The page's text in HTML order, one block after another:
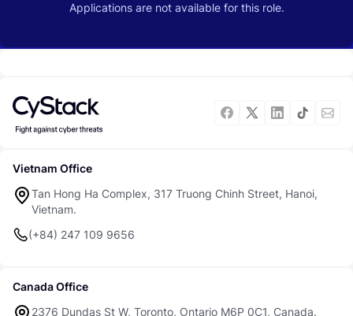
Applications are not available for this role.
Vietnam Office
Tan Hong Ha Complex, 317 Truong Chinh Street, Hanoi,
Vietnam.
(+84) 247 109 9656
Canada Office
2376 Dundas St W, Toronto, Ontario M6P 0C1, Canada.